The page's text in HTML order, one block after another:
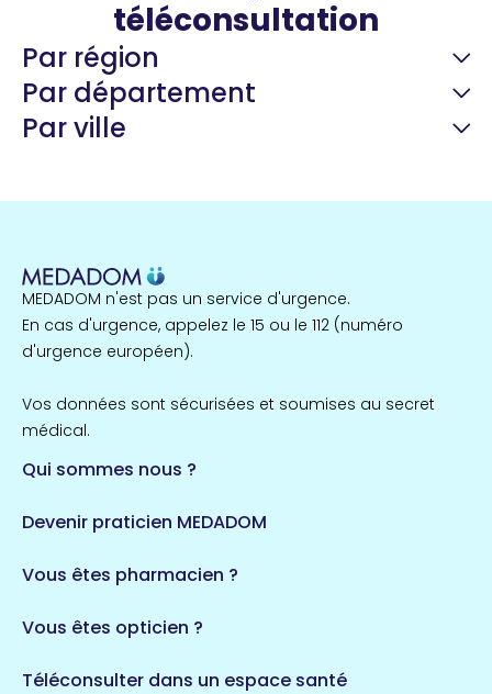
téléconsultation
Par région
Île-de-France
857 espaces de santé
124 espaces de santé
Auvergne-Rhône-Alpes
720 espaces de santé
Par département
Côtes-d'Armor
Maine-et-Loire
Loiret
Par ville
1 espaces de santé
1 espaces de santé
MEDADOM n'est pas un service d'urgence.
En cas d'urgence, appelez le 15 ou le 112 (numéro
d'urgence européen).
Vos données sont sécurisées et soumises au secret
médical.
Qui sommes nous ?
Devenir praticien MEDADOM
Vous êtes pharmacien ?
Vous êtes opticien ?
Téléconsulter dans un espace santé